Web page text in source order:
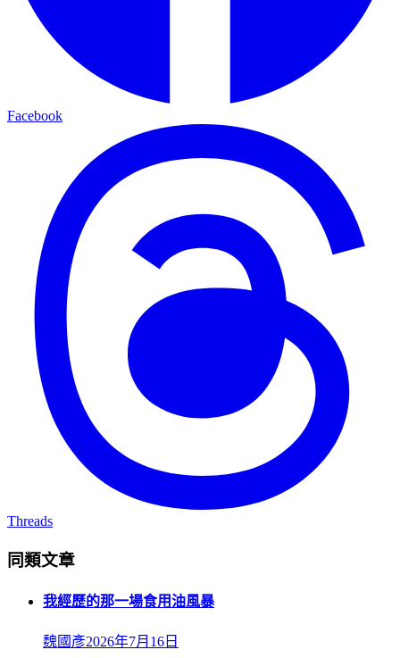
Facebook
Threads
同類文章
我經歷的那一場食用油風暴
魏國彥2026年7月16日